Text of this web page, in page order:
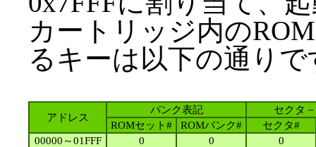
カートリッジ内の
るキーは以下の通りで
アドレス
バンク表記
セクタ
ROMセット#
ROMバンク#
セクタ#
00000～01FFF
0 0
0